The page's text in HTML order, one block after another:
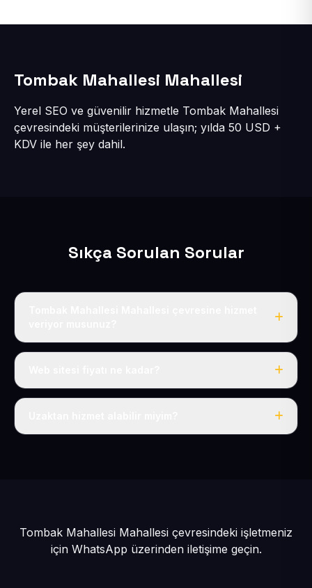
Tombak Mahallesi Mahallesi
Yerel SEO ve güvenilir hizmetle Tombak Mahallesi
çevresindeki müşterilerinize ulaşın; yılda 50 USD +
KDV ile her şey dahil.
Sıkça Sorulan Sorular
Evet, Tombak Mahallesi dahil tüm Develi ve Develi
Tek fiyat: yılda 50 USD + KDV, her şey dahil.
Tombak Mahallesi Mahallesi çevresindeki işletmeniz
için WhatsApp üzerinden iletişime geçin.